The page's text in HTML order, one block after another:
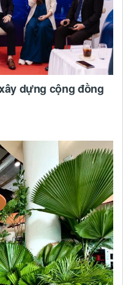
dựng cộng đồng